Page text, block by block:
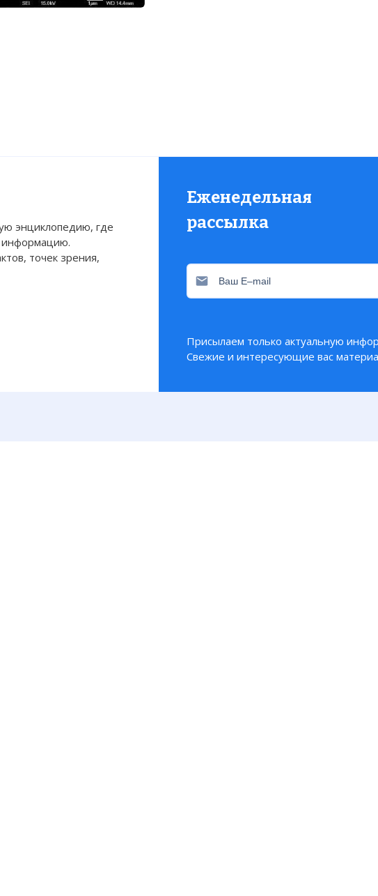
скола метеорита показывает наличие биоморфного
энциклопедию, где
информацию.
точек зрения,
Еженедельная
рассылка
Присылаем только актуальную
Свежие и интересующие вас